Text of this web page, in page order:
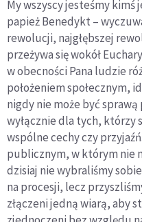
My wszyscy jesteśmy kimś
papież Benedykt –
rewolucji, najgłębszej
przeżywa się wokół
w obecności Pana ludzie
położeniem społecznym,
nigdy nie może być
wyłącznie dla tych, którzy
wspólne cechy czy
publicznym, w którym nie
dzisiaj nie wybraliśmy
na procesji, lecz
złączeni jedną wiarą, aby